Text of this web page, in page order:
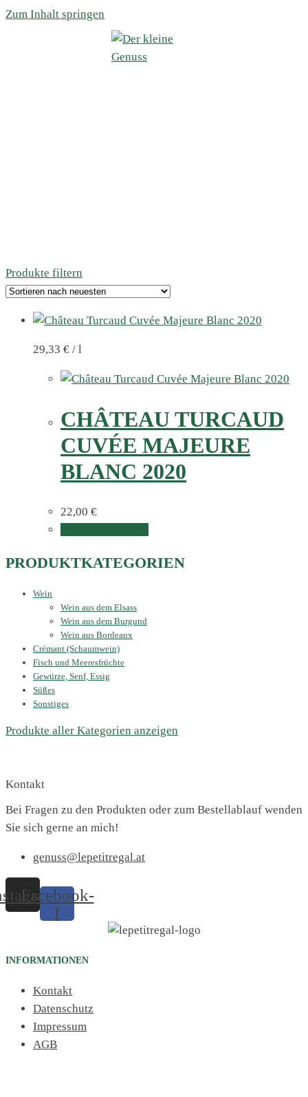
Zum Inhalt springen
Produkte filtern
29,33 € / l
CHÂTEAU TURCAUD
CUVÉE MAJEURE
BLANC 2020
22,00 €
PRODUKTKATEGORIEN
Wein
Wein aus dem Elsass
Wein aus dem Burgund
Wein aus Bordeaux
Crémant (Schaumwein)
Fisch und Meeresfrüchte
Gewürze, Senf, Essig
Süßes
Sonstiges
Produkte aller Kategorien anzeigen
Kontakt
Bei Fragen zu den Produkten oder zum Bestellablauf wenden
Sie sich gerne an mich!
genuss@lepetitregal.at
Facebook-
f
INFORMATIONEN
Kontakt
Datenschutz
Impressum
AGB